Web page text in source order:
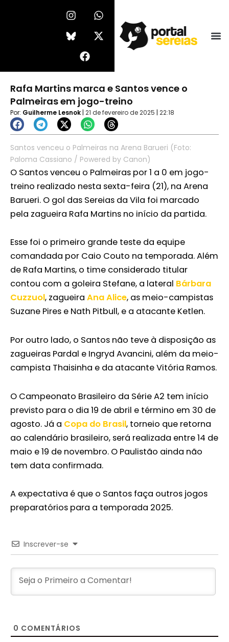
I
n
s
t
r
m
W
h
a
t
p
X
-
t
w
t
r
b
o
o
Rafa Martins marca e Santos vence o
Palmeiras em jogo-treino
Por: Guilherme Lesnok | 21 de fevereiro de 2025 | 22:18
Santos venceu o Palmeiras na Arena Barueri (Foto:
Paloma Cassiano / Powered by Canon)
O Santos venceu o Palmeiras por 1 a 0 em jogo-
treino realizado nesta sexta-feira (21), na Arena
Barueri. O gol das Sereias da Vila foi marcado
pela zagueira Rafa Martins no início da partida.
Esse foi o primeiro grande teste da equipe
comandada por Caio Couto na temporada. Além
de Rafa Martins, o time considerado titular
contou com a goleira Stefane, a lateral Bárbara
Cuzzuol, zagueira Ana Alice, as meio-campistas
Suzane Pires e Nath Pitbull, e a atacante Ketlen.
Por outro lado, o Santos não teve à disposição as
zagueiras Pardal e Ingryd Avancini, além da meio-
campista Thaisinha e da atacante Vitória Ramos.
O Campeonato Brasileiro da Série A2 tem início
previsto para o dia 19 de abril e término em 30 de
agosto. Já a Copa do Brasil, torneio que retorna
ao calendário brasileiro, será realizada entre 14 de
maio e 19 de novembro. O Paulistão ainda não
tem data confirmada.
A expectativa é que o Santos faça outros jogos
preparatórios para a temporada 2025.
Inscrever-se
0 COMENTÁRIOS